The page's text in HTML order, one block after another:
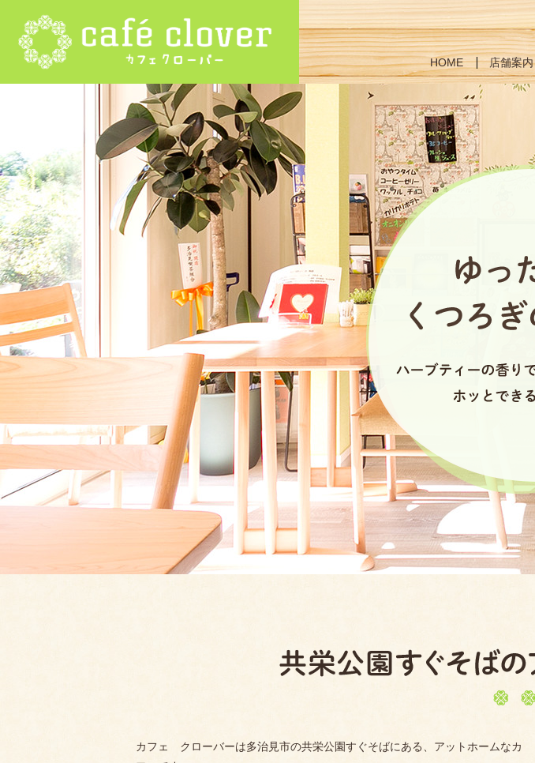
HOME 店舗案内
カフェ クローバーは多治見市の共栄公園すぐそばにある、アットホームなカ